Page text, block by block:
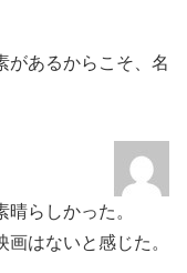
があるからこそ、名
らしかった。
はないと感じた。